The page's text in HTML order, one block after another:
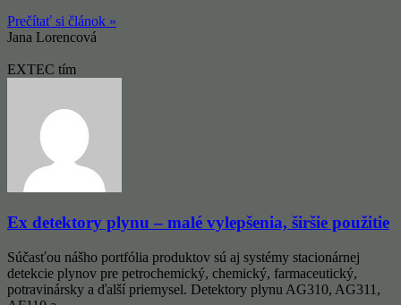
Prečítať si článok »
Jana Lorencová
EXTEC tím
Ex detektory plynu – malé vylepšenia, širšie použitie
Súčasťou nášho portfólia produktov sú aj systémy stacionárnej
detekcie plynov pre petrochemický, chemický, farmaceutický,
potravinársky a ďalší priemysel. Detektory plynu AG310, AG311,